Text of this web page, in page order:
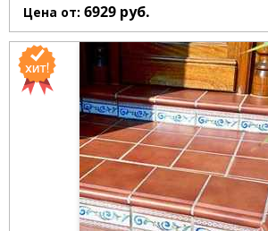
Цена от: 6929 руб.